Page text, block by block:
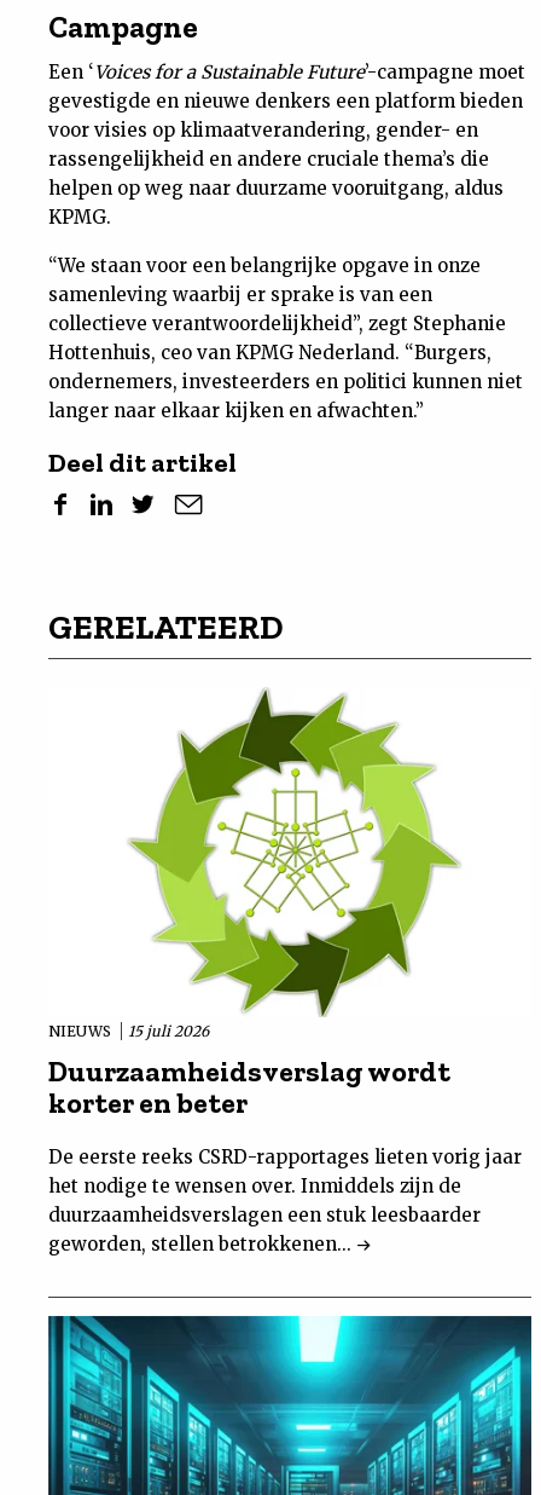
Campagne
Een ‘Voices for a Sustainable Future’-campagne moet
gevestigde en nieuwe denkers een platform bieden
voor visies op klimaatverandering, gender- en
rassengelijkheid en andere cruciale thema’s die
helpen op weg naar duurzame vooruitgang, aldus
KPMG.
“We staan voor een belangrijke opgave in onze
samenleving waarbij er sprake is van een
collectieve verantwoordelijkheid”, zegt Stephanie
Hottenhuis, ceo van KPMG Nederland. “Burgers,
ondernemers, investeerders en politici kunnen niet
langer naar elkaar kijken en afwachten.”
Deel dit artikel
GERELATEERD
NIEUWS 15 juli 2026
Duurzaamheidsverslag wordt
korter en beter
De eerste reeks CSRD-rapportages lieten vorig jaar
het nodige te wensen over. Inmiddels zijn de
duurzaamheidsverslagen een stuk leesbaarder
geworden, stellen betrokkenen...